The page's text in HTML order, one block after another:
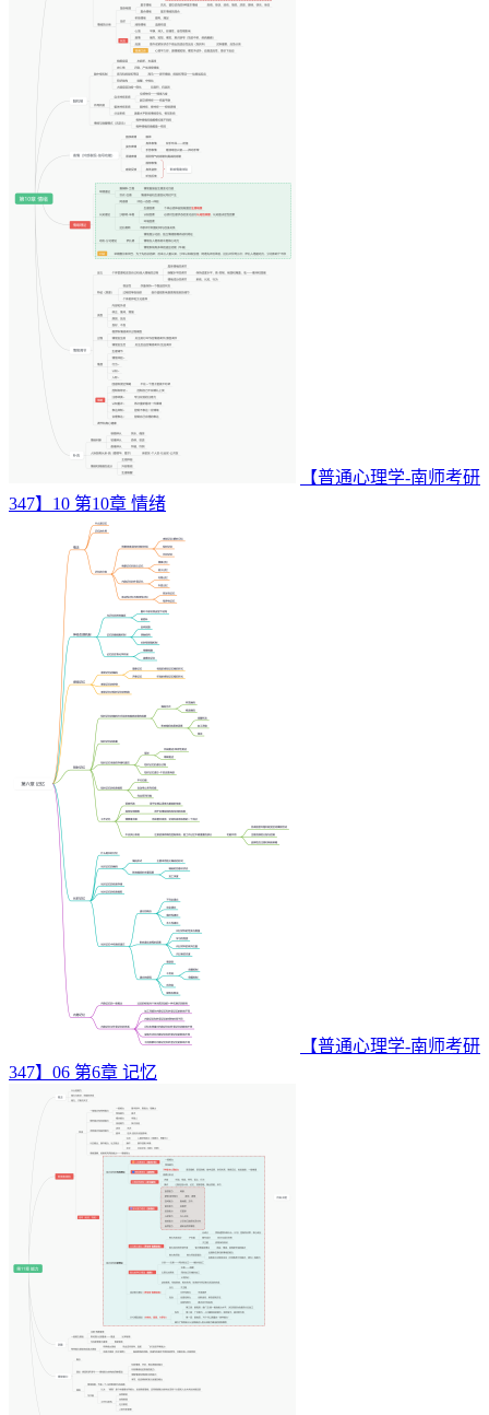
【普通心理学-南师考研
347】10 第10章 情绪
【普通心理学-南师考研
347】06 第6章 记忆